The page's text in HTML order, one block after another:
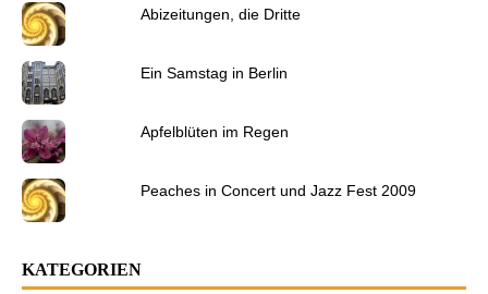
Abizeitungen, die Dritte
Ein Samstag in Berlin
Apfelblüten im Regen
Peaches in Concert und Jazz Fest 2009
KATEGORIEN